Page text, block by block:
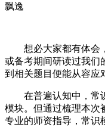
飘逸
想必大家都有体会
或备考期间研读过我们
到相关题目便能从容应
在普遍认知中，常
模块。但通过梳理本次
专业的师资指导，常识